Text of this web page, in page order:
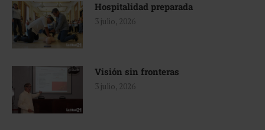
Hospitalidad preparada
3 julio, 2026
Visión sin fronteras
3 julio, 2026